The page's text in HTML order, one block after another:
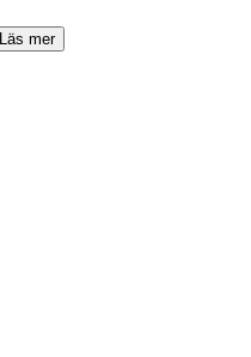
Läs mer